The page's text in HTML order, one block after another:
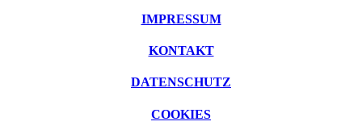
IMPRESSUM
KONTAKT
DATENSCHUTZ
COOKIES